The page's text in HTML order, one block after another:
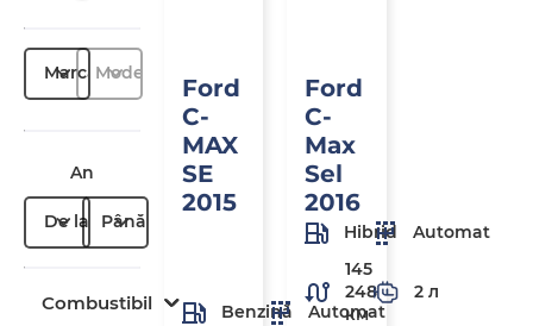
MarcăModel
An
De la Până la
Combustibil
Ford
C-
MAX
SE
2015
Benzină
Automat
Ford
C-
Max
Sel
2016
Hibrid
Automat
145
248
км
2 л